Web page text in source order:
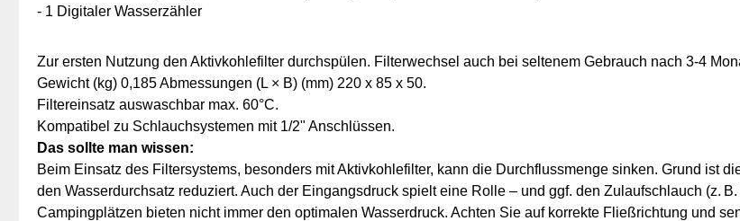
- 1 Digitaler Wasserzähler
Zur ersten Nutzung den Aktivkohlefilter durchspülen. Filterwechsel auch bei seltenem Gebrauch nach 3-4
Gewicht (kg) 0,185 Abmessungen (L × B) (mm) 220 x 85 x 50.
Filtereinsatz auswaschbar max. 60°C.
Kompatibel zu Schlauchsystemen mit 1/2" Anschlüssen.
Das sollte man wissen:
Beim Einsatz des Filtersystems, besonders mit Aktivkohlefilter, kann die Durchflussmenge sinken. Grund ist
den Wasserdurchsatz reduziert. Auch der Eingangsdruck spielt eine Rolle – und ggf. den Zulaufschlauch (z.
Campingplätzen bieten nicht immer den optimalen Wasserdruck. Achten Sie auf korrekte Fließrichtung und